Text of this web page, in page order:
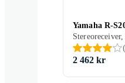
Yamaha R-
(
2 462 kr